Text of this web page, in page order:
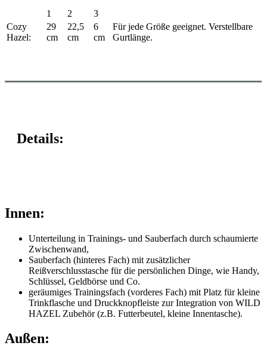
1 2
3
Cozy
Hazel:
29
cm
22,5
cm
6
cm
Für jede Größe geeignet. Verstellbare
Gurtlänge.
Details:
Innen:
Unterteilung in Trainings- und Sauberfach durch schaumierte
Zwischenwand,
Sauberfach (hinteres Fach) mit zusätzlicher
Reißverschlusstasche für die persönlichen Dinge, wie Handy,
Schlüssel, Geldbörse und Co.
geräumiges Trainingsfach (vorderes Fach) mit Platz für kleine
Trinkflasche und Druckknopfleiste zur Integration von WILD
HAZEL Zubehör (z.B. Futterbeutel, kleine Innentasche).
Außen: